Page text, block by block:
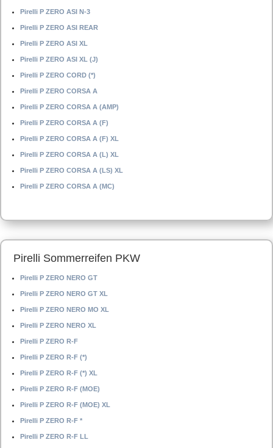
Pirelli P ZERO ASI N-3
Pirelli P ZERO ASI REAR
Pirelli P ZERO ASI XL
Pirelli P ZERO ASI XL (J)
Pirelli P ZERO CORD (*)
Pirelli P ZERO CORSA A
Pirelli P ZERO CORSA A (AMP)
Pirelli P ZERO CORSA A (F)
Pirelli P ZERO CORSA A (F) XL
Pirelli P ZERO CORSA A (L) XL
Pirelli P ZERO CORSA A (LS) XL
Pirelli P ZERO CORSA A (MC)
Pirelli Sommerreifen PKW
Pirelli P ZERO NERO GT
Pirelli P ZERO NERO GT XL
Pirelli P ZERO NERO MO XL
Pirelli P ZERO NERO XL
Pirelli P ZERO R-F
Pirelli P ZERO R-F (*)
Pirelli P ZERO R-F (*) XL
Pirelli P ZERO R-F (MOE)
Pirelli P ZERO R-F (MOE) XL
Pirelli P ZERO R-F *
Pirelli P ZERO R-F LL